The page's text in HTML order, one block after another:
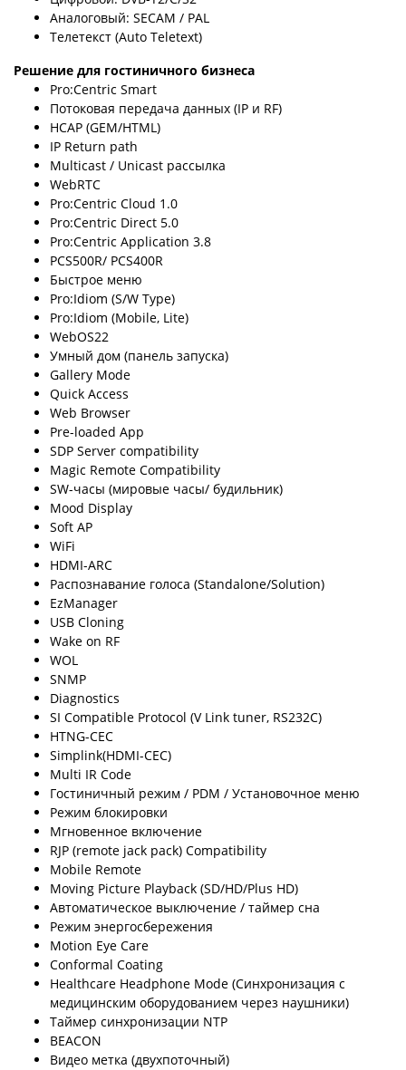
Аналоговый: SECAM / PAL
Телетекст (Auto Teletext)
Решение для гостиничного бизнеса
Pro:Centric Smart
Потоковая передача данных (IP и RF)
HCAP (GEM/HTML)
IP Return path
Multicast / Unicast рассылка
WebRTC
Pro:Centric Cloud 1.0
Pro:Centric Direct 5.0
Pro:Centric Application 3.8
PCS500R/ PCS400R
Быстрое меню
Pro:Idiom (S/W Type)
Pro:Idiom (Mobile, Lite)
WebOS22
Умный дом (панель запуска)
Gallery Mode
Quick Access
Web Browser
Pre-loaded App
SDP Server compatibility
Magic Remote Compatibility
SW-часы (мировые часы/ будильник)
Mood Display
Soft AP
WiFi
HDMI-ARC
Распознавание голоса (Standalone/Solution)
EzManager
USB Cloning
Wake on RF
WOL
SNMP
Diagnostics
SI Compatible Protocol (V Link tuner, RS232C)
HTNG-CEC
Simplink(HDMI-CEC)
Multi IR Code
Гостиничный режим / PDM / Установочное меню
Режим блокировки
Мгновенное включение
RJP (remote jack pack) Compatibility
Mobile Remote
Moving Picture Playback (SD/HD/Plus HD)
Автоматическое выключение / таймер сна
Режим энергосбережения
Motion Eye Care
Conformal Coating
Healthcare Headphone Mode (Синхронизация с
медицинским оборудованием через наушники)
Таймер синхронизации NTP
BEACON
Видео метка (двухпоточный)